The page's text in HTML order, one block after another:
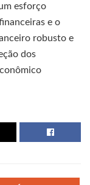
esforço
e o
robusto e
dos